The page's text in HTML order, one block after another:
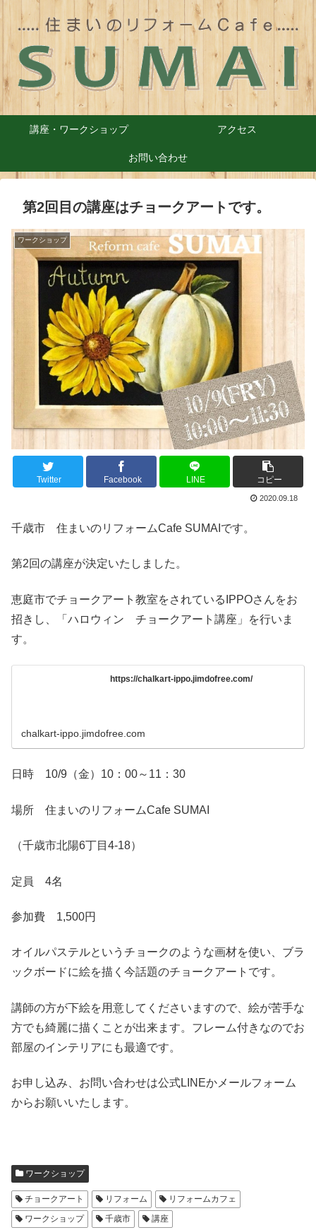
講座・ワークショップ アクセス
お問い合わせ
第2回目の講座はチョークアートです。
ワークショップ
Twitter Facebook LINE コピー
2020.09.18
千歳市 住まいのリフォームCafe SUMAIです。
第2回の講座が決定いたしました。
恵庭市でチョークアート教室をされているIPPOさんをお
招きし、「ハロウィン チョークアート講座」を行いま
す。
https://chalkart-ippo.jimdofree.com/
chalkart-ippo.jimdofree.com
日時 10/9（金）10：00～11：30
場所 住まいのリフォームCafe SUMAI
（千歳市北陽6丁目4-18）
定員 4名
参加費 1,500円
オイルパステルというチョークのような画材を使い、ブラ
ックボードに絵を描く今話題のチョークアートです。
講師の方が下絵を用意してくださいますので、絵が苦手な
方でも綺麗に描くことが出来ます。フレーム付きなのでお
部屋のインテリアにも最適です。
お申し込み、お問い合わせは公式LINEかメールフォーム
からお願いいたします。
ワークショップ
チョークアート リフォーム
リフォームカフェ
ワークショップ
千歳市 講座